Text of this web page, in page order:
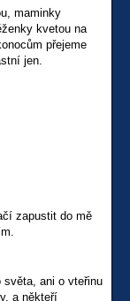
maminky
kvetou na
přejeme
jen.
zapustit do mě
světa, ani o vteřinu
a někteří